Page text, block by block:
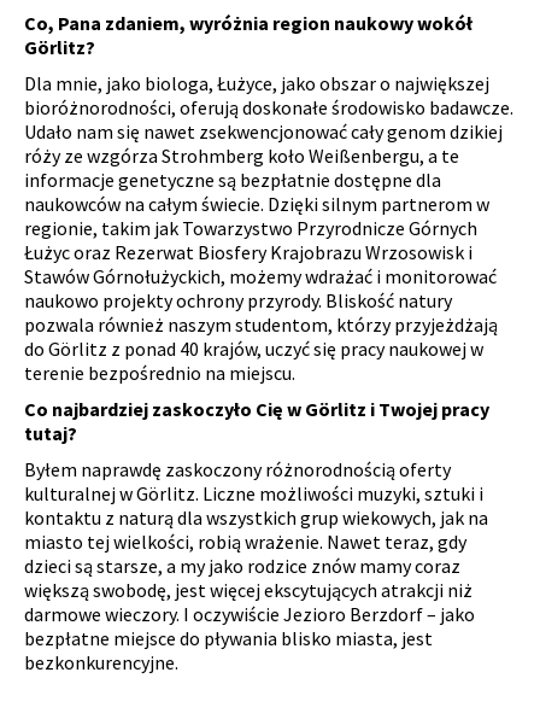
Co, Pana zdaniem, wyróżnia region naukowy wokół
Görlitz?
Dla mnie, jako biologa, Łużyce, jako obszar o największej
bioróżnorodności, oferują doskonałe środowisko badawcze.
Udało nam się nawet zsekwencjonować cały genom dzikiej
róży ze wzgórza Strohmberg koło Weißenbergu, a te
informacje genetyczne są bezpłatnie dostępne dla
naukowców na całym świecie. Dzięki silnym partnerom w
regionie, takim jak Towarzystwo Przyrodnicze Górnych
Łużyc oraz Rezerwat Biosfery Krajobrazu Wrzosowisk i
Stawów Górnołużyckich, możemy wdrażać i monitorować
naukowo projekty ochrony przyrody. Bliskość natury
pozwala również naszym studentom, którzy przyjeżdżają
do Görlitz z ponad 40 krajów, uczyć się pracy naukowej w
terenie bezpośrednio na miejscu.
Co najbardziej zaskoczyło Cię w Görlitz i Twojej pracy
tutaj?
Byłem naprawdę zaskoczony różnorodnością oferty
kulturalnej w Görlitz. Liczne możliwości muzyki, sztuki i
kontaktu z naturą dla wszystkich grup wiekowych, jak na
miasto tej wielkości, robią wrażenie. Nawet teraz, gdy
dzieci są starsze, a my jako rodzice znów mamy coraz
większą swobodę, jest więcej ekscytujących atrakcji niż
darmowe wieczory. I oczywiście Jezioro Berzdorf – jako
bezpłatne miejsce do pływania blisko miasta, jest
bezkonkurencyjne.